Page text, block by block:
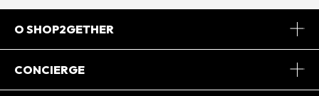
O SHOP2GETHER
Sobre Nós
CONCIERGE